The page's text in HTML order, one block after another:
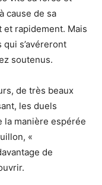
cause de sa
rapidement. Mais
s’avéreront
soutenus.
de très beaux
les duels
la manière espérée
«
de